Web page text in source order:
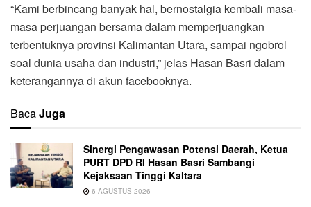
“Kami berbincang banyak hal, bernostalgia kembali masa-
masa perjuangan bersama dalam memperjuangkan
terbentuknya provinsi Kalimantan Utara, sampai ngobrol
soal dunia usaha dan industri,” jelas Hasan Basri dalam
keterangannya di akun facebooknya.
BacaJuga
Sinergi Pengawasan Potensi Daerah, Ketua
PURT DPD RI Hasan Basri Sambangi
Kejaksaan Tinggi Kaltara
6 AGUSTUS 2026